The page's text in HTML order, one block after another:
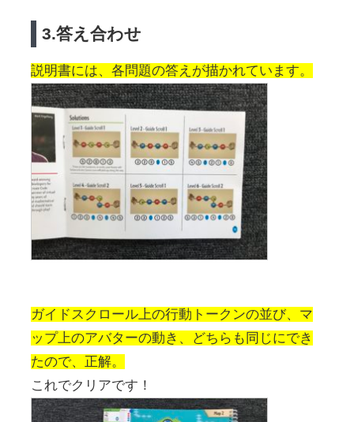
3.答え合わせ
説明書には、各問題の答えが描かれています。
ガイドスクロール上の行動トークンの並び、マ
ップ上のアバターの動き、どちらも同じにでき
たので、正解。
これでクリアです！